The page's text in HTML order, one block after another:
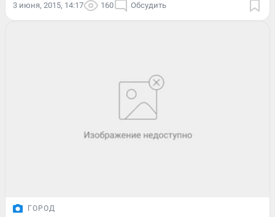
3 июня, 2015, 14:17 160 Обсудить
ГОРОД